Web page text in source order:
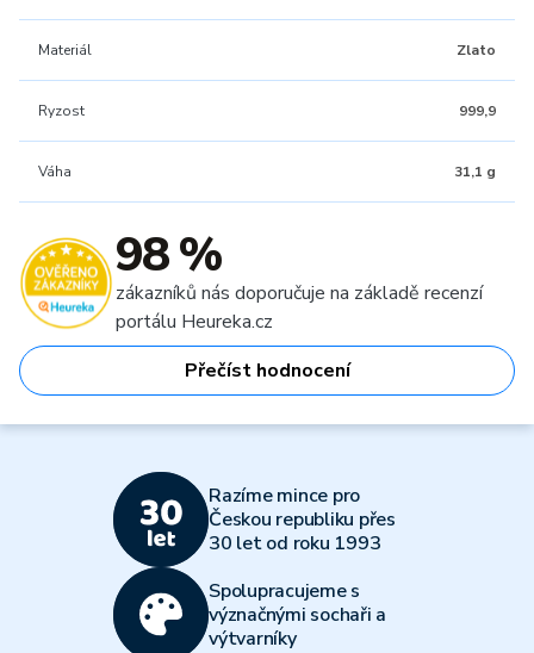
Materiál Zlato
Ryzost 999,9
Váha 31,1 g
98 %
zákazníků nás doporučuje na základě recenzí
portálu Heureka.cz
Přečíst hodnocení
Razíme mince pro
Českou republiku přes
30 let od roku 1993
Spolupracujeme s
význačnými sochaři a
výtvarníky